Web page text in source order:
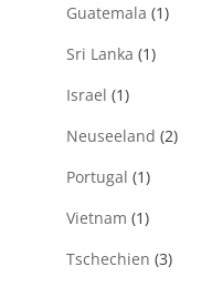
Guatemala (1)
Sri Lanka (1)
Israel (1)
Neuseeland (2)
Portugal (1)
Vietnam (1)
Tschechien (3)